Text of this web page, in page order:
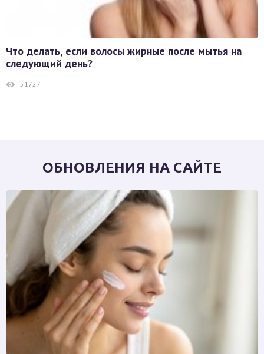
Что делать, если волосы жирные после мытья на
следующий день?
51727
ОБНОВЛЕНИЯ НА САЙТЕ